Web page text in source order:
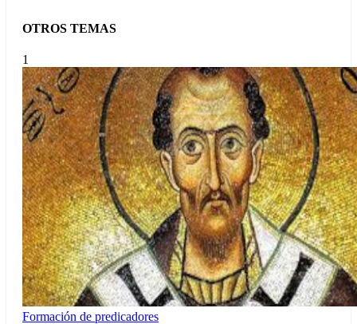
OTROS TEMAS
1
Formación de predicadores